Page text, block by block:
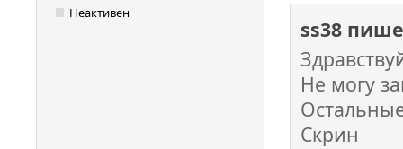
Неактивен
ss38
Не могу
Скрин